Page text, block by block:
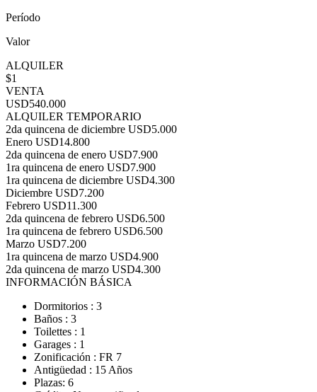
Período
Valor
ALQUILER
$1
VENTA
USD540.000
ALQUILER TEMPORARIO
2da quincena de diciembre USD5.000
Enero USD14.800
2da quincena de enero USD7.900
1ra quincena de enero USD7.900
1ra quincena de diciembre USD4.300
Diciembre USD7.200
Febrero USD11.300
2da quincena de febrero USD6.500
1ra quincena de febrero USD6.500
Marzo USD7.200
1ra quincena de marzo USD4.900
2da quincena de marzo USD4.300
INFORMACIÓN BÁSICA
Dormitorios : 3
Baños : 3
Toilettes : 1
Garages : 1
Zonificación : FR 7
Antigüedad : 15 Años
Plazas: 6